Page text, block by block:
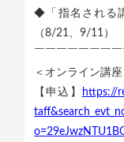
◆「指名される
（8/21、9/11）
￣￣￣￣￣￣￣
＜オンライン講
【申込】
https://